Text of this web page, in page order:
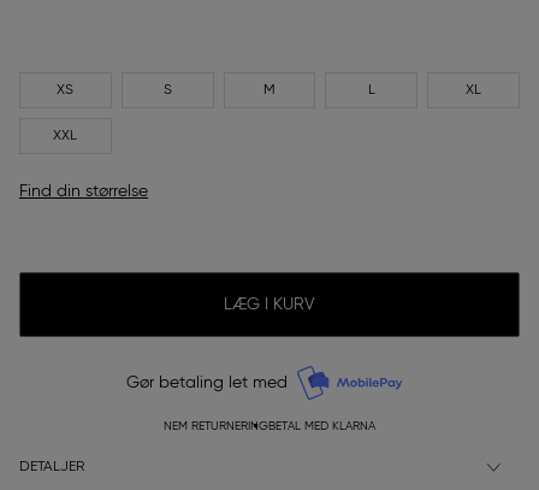
XS S M L XL
XXL
Find din størrelse
LÆG I KURV
Gør betaling let med
NEM RETURNERINGBETAL MED KLARNA
DETALJER